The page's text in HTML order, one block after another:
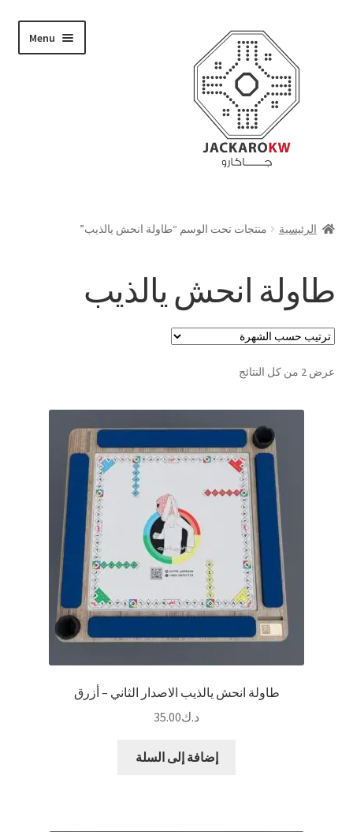
navigation
content
Menu
حسابي
الدفع
تواصل معنا
العربية
الرئيسية منتجات تحت الوسم “طاولة انحش يالذيب”
طاولة انحش يالذيب
عرض ⁦2⁩ من كل النتائج
تم
طاولة انحش يالذيب الاصدار الثاني – أزرق
د.ك35.00
إضافة إلى السلة